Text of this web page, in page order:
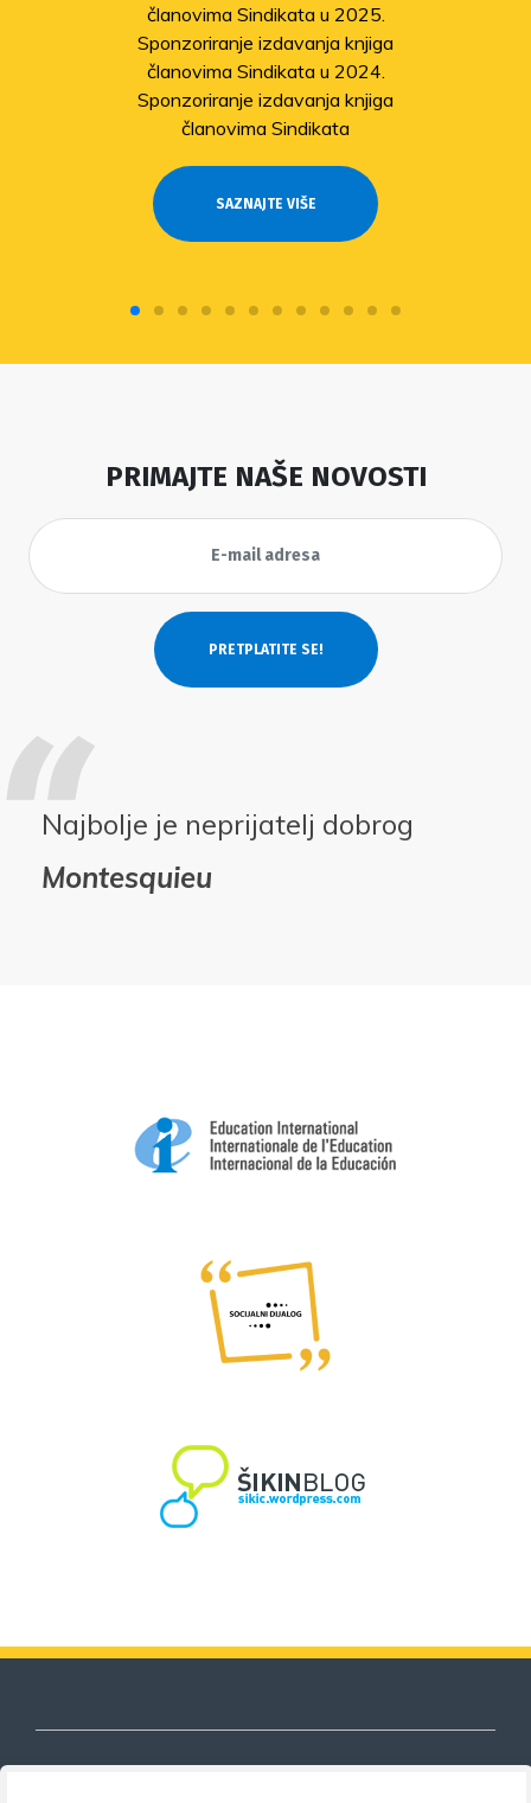
članovima Sindikata u 2025.
Sponzoriranje izdavanja knjiga
članovima Sindikata u 2024.
Sponzoriranje izdavanja knjiga
članovima Sindikata
SAZNAJTE VIŠE
PRIMAJTE NAŠE NOVOSTI
Najbolje je neprijatelj dobrog
Montesquieu